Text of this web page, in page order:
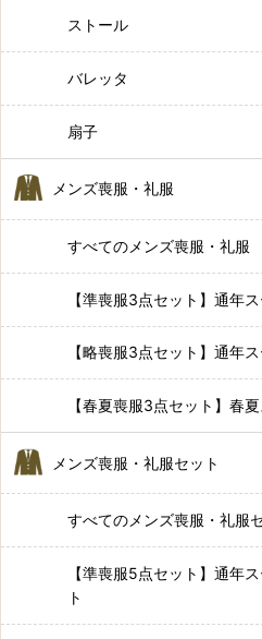
ストール
バレッタ
扇子
メンズ喪服・礼服
すべてのメンズ喪服・礼服
【準喪服3点セット】通年
【略喪服3点セット】通年
【春夏喪服3点セット】春
メンズ喪服・礼服セット
すべてのメンズ喪服・礼服
【準喪服5点セット】通年
ト